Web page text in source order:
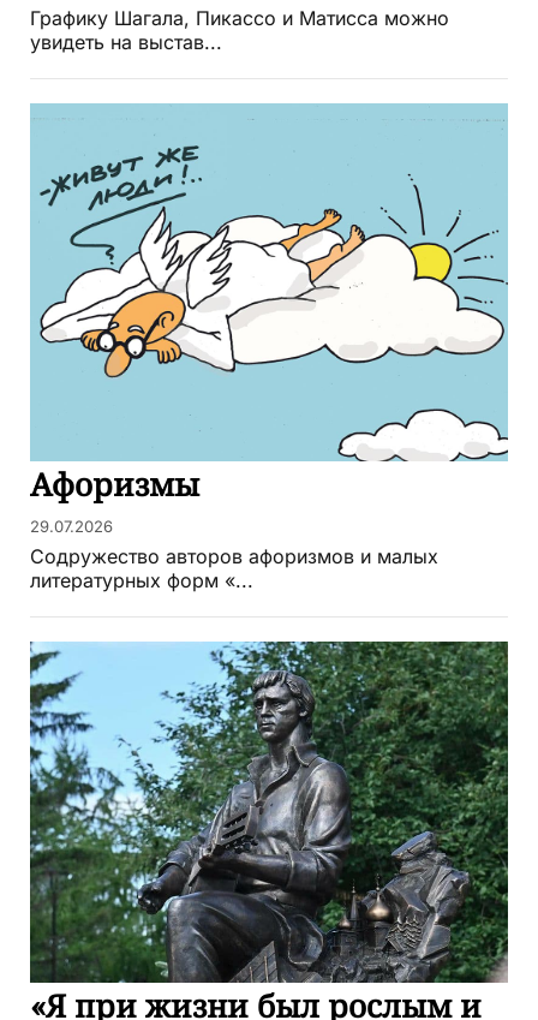
Графику Шагала, Пикассо и Матисса можно
увидеть на выстав...
Афоризмы
29.07.2026
Содружество авторов афоризмов и малых
литературных форм «...
«Я при жизни был рослым и